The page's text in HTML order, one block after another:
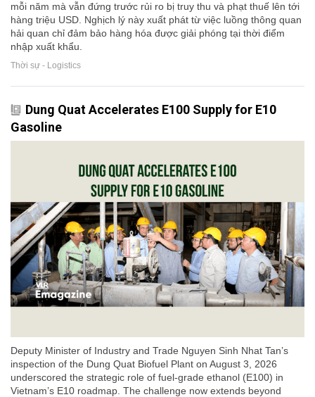
mỗi năm mà vẫn đứng trước rủi ro bị truy thu và phạt thuế lên tới
hàng triệu USD. Nghịch lý này xuất phát từ việc luồng thông quan
hải quan chỉ đảm bảo hàng hóa được giải phóng tại thời điểm
nhập xuất khẩu.
Thời sự - Logistics
Dung Quat Accelerates E100 Supply for E10
Gasoline
Deputy Minister of Industry and Trade Nguyen Sinh Nhat Tan’s
inspection of the Dung Quat Biofuel Plant on August 3, 2026
underscored the strategic role of fuel-grade ethanol (E100) in
Vietnam’s E10 roadmap. The challenge now extends beyond